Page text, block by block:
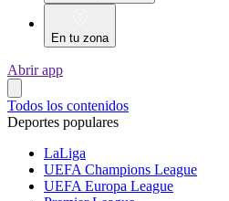
En tu zona
Abrir app
Todos los contenidos
Deportes populares
LaLiga
UEFA Champions League
UEFA Europa League